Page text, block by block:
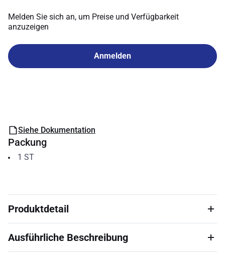
Melden Sie sich an, um Preise und Verfügbarkeit
anzuzeigen
Anmelden
Siehe Dokumentation
Packung
1 ST
Produktdetail
Ausführliche Beschreibung